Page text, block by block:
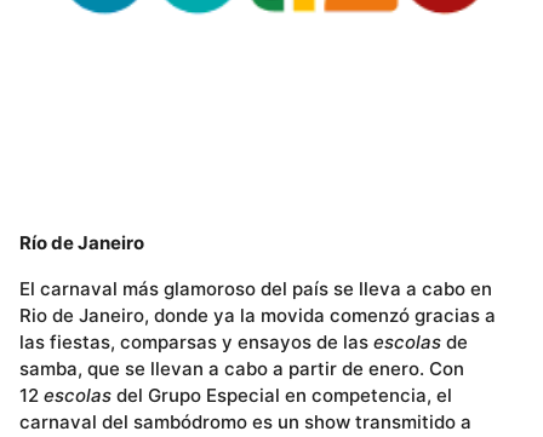
Río de Janeiro
El carnaval más glamoroso del país se lleva a cabo en
Rio de Janeiro, donde ya la movida comenzó gracias a
las fiestas, comparsas y ensayos de las escolas de
samba, que se llevan a cabo a partir de enero. Con
12 escolas del Grupo Especial en competencia, el
carnaval del sambódromo es un show transmitido a